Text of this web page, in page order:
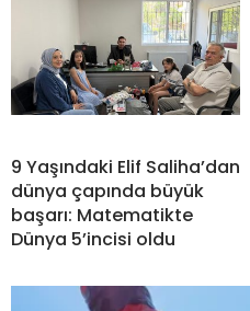
9 Yaşındaki Elif Saliha’dan
dünya çapında büyük
başarı: Matematikte
Dünya 5’incisi oldu